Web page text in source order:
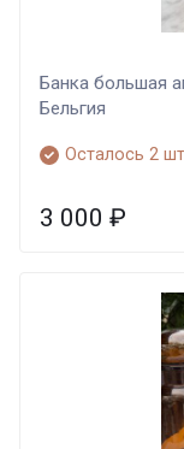
Банка большая
Бельгия
Осталось 2
3 000 ₽